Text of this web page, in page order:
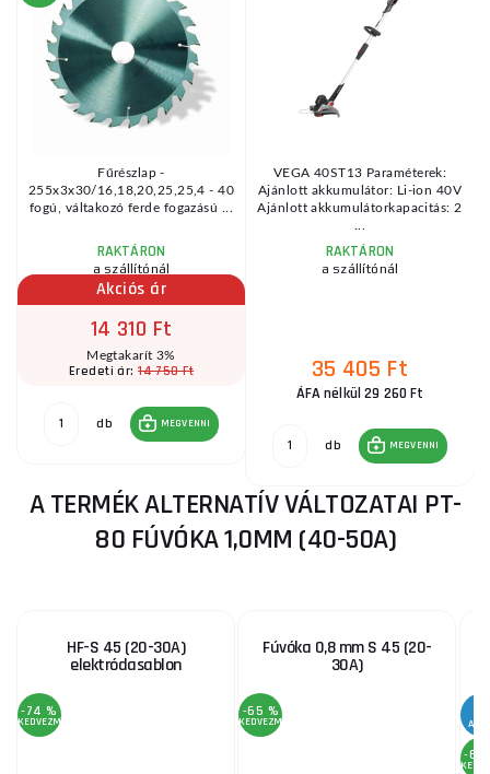
Fűrészlap -
255x3x30/16,18,20,25,25,4 - 40
fogú, váltakozó ferde fogazású ...
RAKTÁRON
a szállítónál
Akciós ár
14 310 Ft
Megtakarít 3%
Eredeti ár:14 750 Ft
db MEGVENNI
VEGA 40ST13 Paraméterek:
Ajánlott akkumulátor: Li-ion 40V
Ajánlott akkumulátorkapacitás: 2
RAKTÁRON
a szállítónál
35 405 Ft
ÁFA nélkül 29 260 Ft
db MEGVENNI
A TERMÉK ALTERNATÍV VÁLTOZATAI PT-
80 FÚVÓKA 1,0MM (40-50A)
HF-S 45 (20-30A)
elektródasablon
-74 %
KEDVEZMÉNY
Fúvóka 0,8 mm S 45 (20-
30A)
-65 %
KEDVEZMÉNY
-68